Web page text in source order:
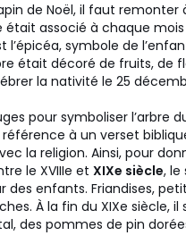
de Noël, il faut remonter
était associé à chaque mois
l’épicéa, symbole de
était décoré de fruits, de
la nativité le 25
pour symboliser l’arbre
à un verset
la religion. Ainsi, pour
le XVIIIe et XIXe siècle, le
des enfants. Friandises,
À la fin du XIXe siècle,
des pommes de pin